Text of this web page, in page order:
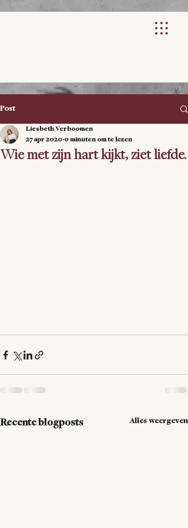
Post
Wie met zijn hart kijkt, ziet liefde.
Liesbeth Verboomen
27 apr 2020 0 minuten om te lezen
Recente blogposts Alles weergeven